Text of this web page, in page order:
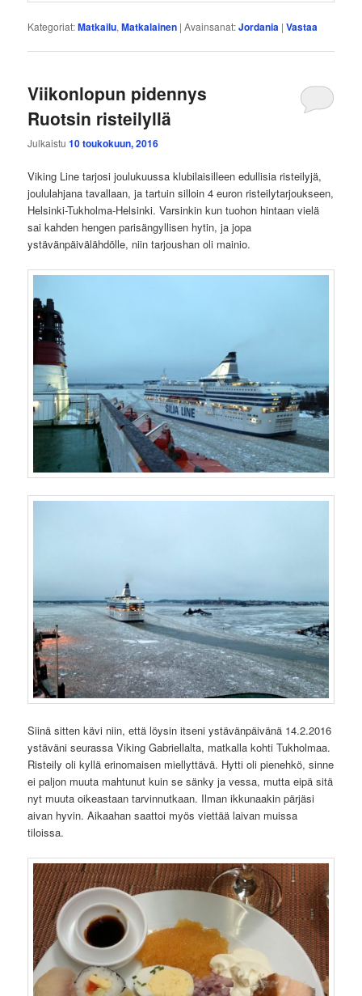
Kategoriat:Matkailu,Matkalainen |Avainsanat:Jordania |Vastaa
Viikonlopun pidennys
Ruotsin risteilyllä
Julkaistu10 toukokuun, 2016
Viking Line tarjosi joulukuussa klubilaisilleen edullisia risteilyjä,
joululahjana tavallaan, ja tartuin silloin 4 euron risteilytarjoukseen,
Helsinki-Tukholma-Helsinki. Varsinkin kun tuohon hintaan vielä
sai kahden hengen parisängyllisen hytin, ja jopa
ystävänpäivälähdölle, niin tarjoushan oli mainio.
Siinä sitten kävi niin, että löysin itseni ystävänpäivänä 14.2.2016
ystäväni seurassa Viking Gabriellalta, matkalla kohti Tukholmaa.
Risteily oli kyllä erinomaisen miellyttävä. Hytti oli pienehkö, sinne
ei paljon muuta mahtunut kuin se sänky ja vessa, mutta eipä sitä
nyt muuta oikeastaan tarvinnutkaan. Ilman ikkunaakin pärjäsi
aivan hyvin. Aikaahan saattoi myös viettää laivan muissa
tiloissa.